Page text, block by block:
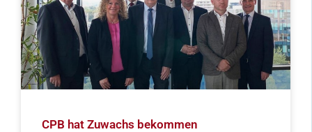
CPB hat Zuwachs bekommen